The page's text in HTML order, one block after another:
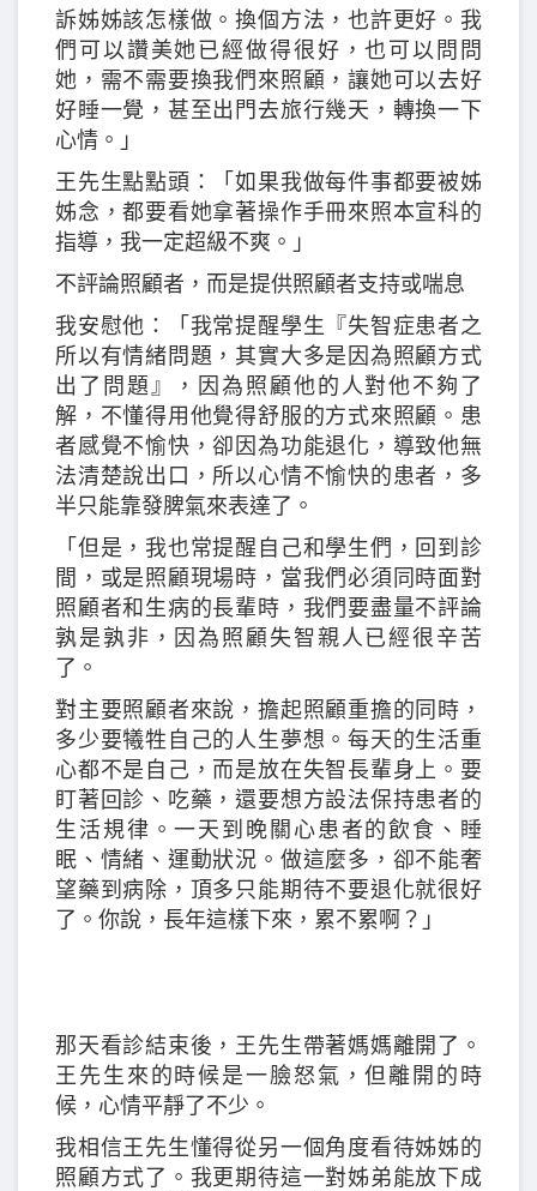
訴姊姊該怎樣做。換個方法，也許更好。我
們可以讚美她已經做得很好，也可以問問
她，需不需要換我們來照顧，讓她可以去好
好睡一覺，甚至出門去旅行幾天，轉換一下
心情。」
王先生點點頭：「如果我做每件事都要被姊
姊念，都要看她拿著操作手冊來照本宣科的
指導，我一定超級不爽。」
不評論照顧者，而是提供照顧者支持或喘息
我安慰他：「我常提醒學生『失智症患者之
所以有情緒問題，其實大多是因為照顧方式
出了問題』，因為照顧他的人對他不夠了
解，不懂得用他覺得舒服的方式來照顧。患
者感覺不愉快，卻因為功能退化，導致他無
法清楚說出口，所以心情不愉快的患者，多
半只能靠發脾氣來表達了。
「但是，我也常提醒自己和學生們，回到診
間，或是照顧現場時，當我們必須同時面對
照顧者和生病的長輩時，我們要盡量不評論
孰是孰非，因為照顧失智親人已經很辛苦
了。
對主要照顧者來說，擔起照顧重擔的同時，
多少要犧牲自己的人生夢想。每天的生活重
心都不是自己，而是放在失智長輩身上。要
盯著回診、吃藥，還要想方設法保持患者的
生活規律。一天到晚關心患者的飲食、睡
眠、情緒、運動狀況。做這麼多，卻不能奢
望藥到病除，頂多只能期待不要退化就很好
了。你說，長年這樣下來，累不累啊？」
那天看診結束後，王先生帶著媽媽離開了。
王先生來的時候是一臉怒氣，但離開的時
候，心情平靜了不少。
我相信王先生懂得從另一個角度看待姊姊的
照顧方式了。我更期待這一對姊弟能放下成